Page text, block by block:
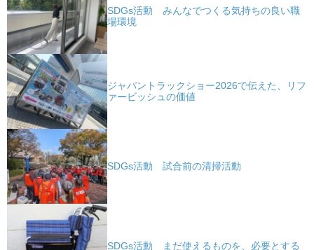
SDGs活動 みんなでつくる気持ちの良い職
場環境
ジャパントラックショー2026で伝えた、リフ
ァービッシュの価値
SDGs活動 試合前の清掃活動
SDGs活動 まだ使えるものを、必要とする